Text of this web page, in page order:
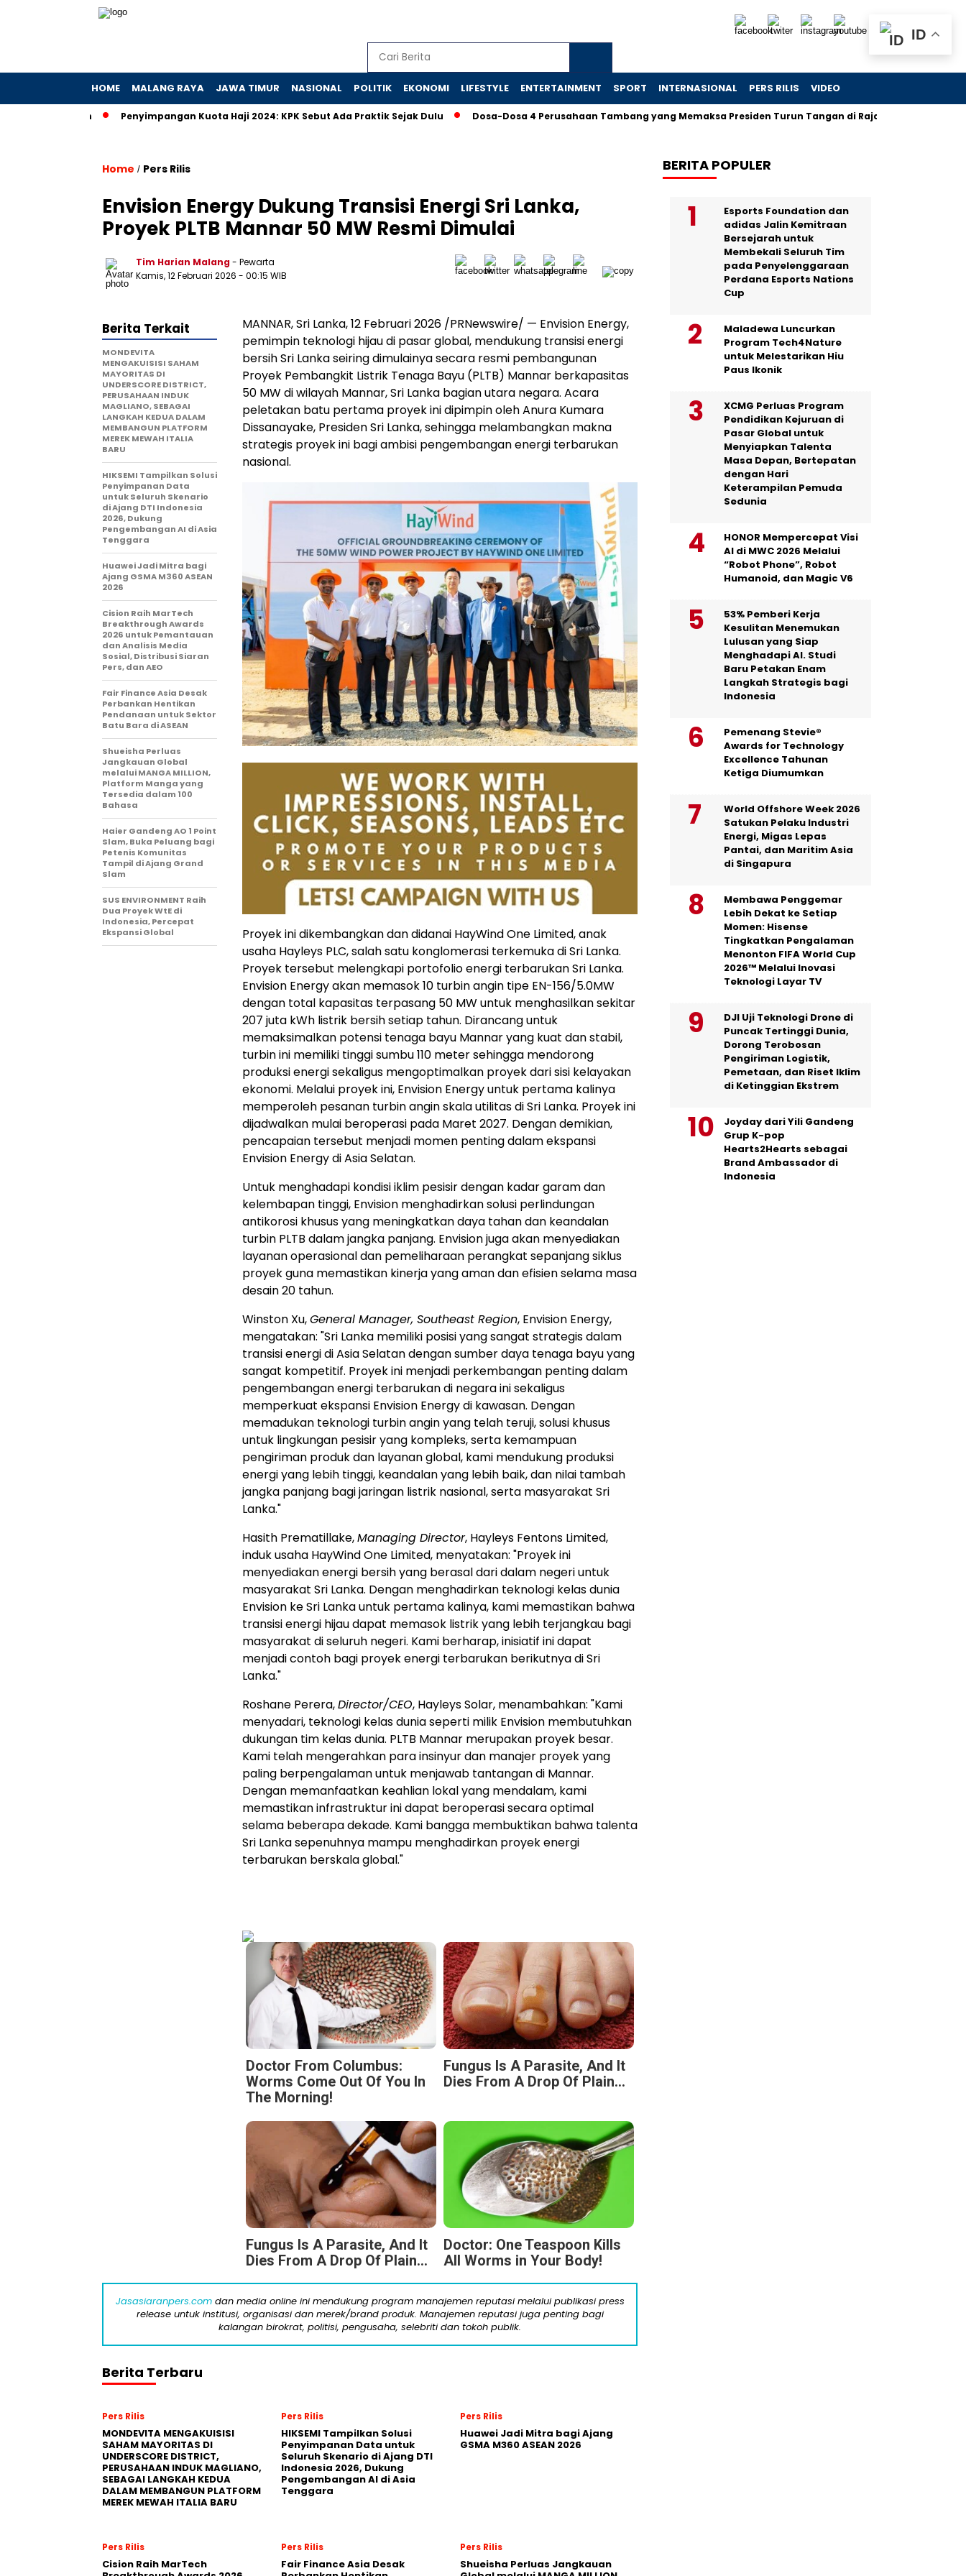
HOME MALANG RAYA JAWA TIMUR NASIONAL POLITIK EKONOMI LIFESTYLE ENTERTAINMENT SPORT INTERNASIONAL PERS RILIS VIDEO
Penyimpangan Kuota Haji 2024: KPK Sebut Ada Praktik Sejak Dulu Dosa-Dosa 4 Perusahaan Tambang yang Memaksa Presiden Turun Tangan di Raja Ampat
Home / Pers Rilis
Envision Energy Dukung Transisi Energi Sri Lanka,
Proyek PLTB Mannar 50 MW Resmi Dimulai
Tim Harian Malang- Pewarta
Kamis, 12 Februari 2026 - 00:15 WIB
MANNAR, Sri Lanka, 12 Februari 2026 /PRNewswire/ — Envision Energy,
pemimpin teknologi hijau di pasar global, mendukung transisi energi
bersih Sri Lanka seiring dimulainya secara resmi pembangunan
Proyek Pembangkit Listrik Tenaga Bayu (PLTB) Mannar berkapasitas
50 MW di wilayah Mannar, Sri Lanka bagian utara negara. Acara
peletakan batu pertama proyek ini dipimpin oleh Anura Kumara
Dissanayake, Presiden Sri Lanka, sehingga melambangkan makna
strategis proyek ini bagi ambisi pengembangan energi terbarukan
nasional.
Proyek ini dikembangkan dan didanai HayWind One Limited, anak
usaha Hayleys PLC, salah satu konglomerasi terkemuka di Sri Lanka.
Proyek tersebut melengkapi portofolio energi terbarukan Sri Lanka.
Envision Energy akan memasok 10 turbin angin tipe EN-156/5.0MW
dengan total kapasitas terpasang 50 MW untuk menghasilkan sekitar
207 juta kWh listrik bersih setiap tahun. Dirancang untuk
memaksimalkan potensi tenaga bayu Mannar yang kuat dan stabil,
turbin ini memiliki tinggi sumbu 110 meter sehingga mendorong
produksi energi sekaligus mengoptimalkan proyek dari sisi kelayakan
ekonomi. Melalui proyek ini, Envision Energy untuk pertama kalinya
memperoleh pesanan turbin angin skala utilitas di Sri Lanka. Proyek ini
dijadwalkan mulai beroperasi pada Maret 2027. Dengan demikian,
pencapaian tersebut menjadi momen penting dalam ekspansi
Envision Energy di Asia Selatan.
Untuk menghadapi kondisi iklim pesisir dengan kadar garam dan
kelembapan tinggi, Envision menghadirkan solusi perlindungan
antikorosi khusus yang meningkatkan daya tahan dan keandalan
turbin PLTB dalam jangka panjang. Envision juga akan menyediakan
layanan operasional dan pemeliharaan perangkat sepanjang siklus
proyek guna memastikan kinerja yang aman dan efisien selama masa
desain 20 tahun.
Winston Xu,General Manager, Southeast Region, Envision Energy,
mengatakan: "Sri Lanka memiliki posisi yang sangat strategis dalam
transisi energi di Asia Selatan dengan sumber daya tenaga bayu yang
sangat kompetitif. Proyek ini menjadi perkembangan penting dalam
pengembangan energi terbarukan di negara ini sekaligus
memperkuat ekspansi Envision Energy di kawasan. Dengan
memadukan teknologi turbin angin yang telah teruji, solusi khusus
untuk lingkungan pesisir yang kompleks, serta kemampuan
pengiriman produk dan layanan global, kami mendukung produksi
energi yang lebih tinggi, keandalan yang lebih baik, dan nilai tambah
jangka panjang bagi jaringan listrik nasional, serta masyarakat Sri
Lanka."
Hasith Prematillake,Managing Director, Hayleys Fentons Limited,
induk usaha HayWind One Limited, menyatakan: "Proyek ini
menyediakan energi bersih yang berasal dari dalam negeri untuk
masyarakat Sri Lanka. Dengan menghadirkan teknologi kelas dunia
Envision ke Sri Lanka untuk pertama kalinya, kami memastikan bahwa
transisi energi hijau dapat memasok listrik yang lebih terjangkau bagi
masyarakat di seluruh negeri. Kami berharap, inisiatif ini dapat
menjadi contoh bagi proyek energi terbarukan berikutnya di Sri
Lanka."
Roshane Perera,Director/CEO, Hayleys Solar, menambahkan: "Kami
menyadari, teknologi kelas dunia seperti milik Envision membutuhkan
dukungan tim kelas dunia. PLTB Mannar merupakan proyek besar.
Kami telah mengerahkan para insinyur dan manajer proyek yang
paling berpengalaman untuk menjawab tantangan di Mannar.
Dengan memanfaatkan keahlian lokal yang mendalam, kami
memastikan infrastruktur ini dapat beroperasi secara optimal
selama beberapa dekade. Kami bangga membuktikan bahwa talenta
Sri Lanka sepenuhnya mampu menghadirkan proyek energi
terbarukan berskala global."
Doctor From Columbus:
Worms Come Out Of You In
The Morning!
Fungus Is A Parasite, And It
Dies From A Drop Of Plain...
Fungus Is A Parasite, And It
Dies From A Drop Of Plain...
Doctor: One Teaspoon Kills
All Worms in Your Body!
Berita Terkait
MONDEVITA
MENGAKUISISI SAHAM
MAYORITAS DI
UNDERSCORE DISTRICT,
PERUSAHAAN INDUK
MAGLIANO, SEBAGAI
LANGKAH KEDUA DALAM
MEMBANGUN PLATFORM
MEREK MEWAH ITALIA
BARU
HIKSEMI Tampilkan Solusi
Penyimpanan Data
untuk Seluruh Skenario
di Ajang DTI Indonesia
2026, Dukung
Pengembangan AI di Asia
Tenggara
Huawei Jadi Mitra bagi
Ajang GSMA M360 ASEAN
2026
Cision Raih MarTech
Breakthrough Awards
2026 untuk Pemantauan
dan Analisis Media
Sosial, Distribusi Siaran
Pers, dan AEO
Fair Finance Asia Desak
Perbankan Hentikan
Pendanaan untuk Sektor
Batu Bara di ASEAN
Shueisha Perluas
Jangkauan Global
melalui MANGA MILLION,
Platform Manga yang
Tersedia dalam 100
Bahasa
Haier Gandeng AO 1 Point
Slam, Buka Peluang bagi
Petenis Komunitas
Tampil di Ajang Grand
Slam
SUS ENVIRONMENT Raih
Dua Proyek WtE di
Indonesia, Percepat
Ekspansi Global
Jasasiaranpers.comdan media online ini mendukung program manajemen reputasi melalui publikasi press
release untuk institusi, organisasi dan merek/brand produk. Manajemen reputasi juga penting bagi
kalangan birokrat, politisi, pengusaha, selebriti dan tokoh publik.
Berita Terbaru
Pers Rilis
MONDEVITA MENGAKUISISI
SAHAM MAYORITAS DI
UNDERSCORE DISTRICT,
PERUSAHAAN INDUK MAGLIANO,
SEBAGAI LANGKAH KEDUA
DALAM MEMBANGUN PLATFORM
MEREK MEWAH ITALIA BARU
Pers Rilis
HIKSEMI Tampilkan Solusi
Penyimpanan Data untuk
Seluruh Skenario di Ajang DTI
Indonesia 2026, Dukung
Pengembangan AI di Asia
Tenggara
Pers Rilis
Huawei Jadi Mitra bagi Ajang
GSMA M360 ASEAN 2026
Pers Rilis
Cision Raih MarTech
Pers Rilis
Fair Finance Asia Desak
Pers Rilis
Shueisha Perluas Jangkauan
BERITA POPULER
Esports Foundation dan
adidas Jalin Kemitraan
Bersejarah untuk
Membekali Seluruh Tim
pada Penyelenggaraan
Perdana Esports Nations
Cup
Maladewa Luncurkan
Program Tech4Nature
untuk Melestarikan Hiu
Paus Ikonik
XCMG Perluas Program
Pendidikan Kejuruan di
Pasar Global untuk
Menyiapkan Talenta
Masa Depan, Bertepatan
dengan Hari
Keterampilan Pemuda
Sedunia
HONOR Mempercepat Visi
AI di MWC 2026 Melalui
“Robot Phone”, Robot
Humanoid, dan Magic V6
53% Pemberi Kerja
Kesulitan Menemukan
Lulusan yang Siap
Menghadapi AI. Studi
Baru Petakan Enam
Langkah Strategis bagi
Indonesia
Pemenang Stevie®
Awards for Technology
Excellence Tahunan
Ketiga Diumumkan
World Offshore Week 2026
Satukan Pelaku Industri
Energi, Migas Lepas
Pantai, dan Maritim Asia
di Singapura
Membawa Penggemar
Lebih Dekat ke Setiap
Momen: Hisense
Tingkatkan Pengalaman
Menonton FIFA World Cup
2026™ Melalui Inovasi
Teknologi Layar TV
DJI Uji Teknologi Drone di
Puncak Tertinggi Dunia,
Dorong Terobosan
Pengiriman Logistik,
Pemetaan, dan Riset Iklim
di Ketinggian Ekstrem
Joyday dari Yili Gandeng
Grup K-pop
Hearts2Hearts sebagai
Brand Ambassador di
Indonesia
ID